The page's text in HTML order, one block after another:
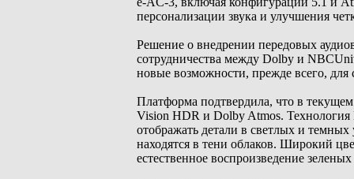
персонализации звука и улучшения
Решение о внедрении передовых
сотрудничества между Dolby и
новые возможности, прежде всего,
Платформа подтвердила, что в
Vision HDR и Dolby Atmos. Технология
отображать детали в светлых и темных
находятся в тени облаков. Широкий
естественное воспроизведение